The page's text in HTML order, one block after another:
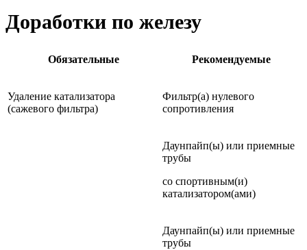
Доработки по железу
Обязательные Рекомендуемые
Удаление катализатора
(сажевого фильтра)
Фильтр(а) нулевого
сопротивления
Даунпайп(ы) или приемные
трубы
со спортивным(и)
катализатором(ами)
Даунпайп(ы) или приемные
трубы